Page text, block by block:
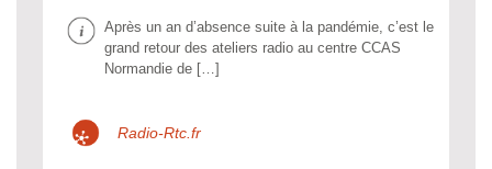
Après un an d’absence suite à la pandémie, c’est le
grand retour des ateliers radio au centre CCAS
Normandie de […]
Radio-Rtc.fr